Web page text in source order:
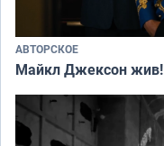
АВТОРСКОЕ
Майкл Джексон жив!